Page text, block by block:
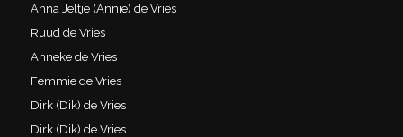
Anna Jeltje (Annie) de Vries
Ruud de Vries
Anneke de Vries
Femmie de Vries
Dirk (Dik) de Vries
Dirk (Dik) de Vries